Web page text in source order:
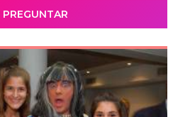
PREGUNTAR